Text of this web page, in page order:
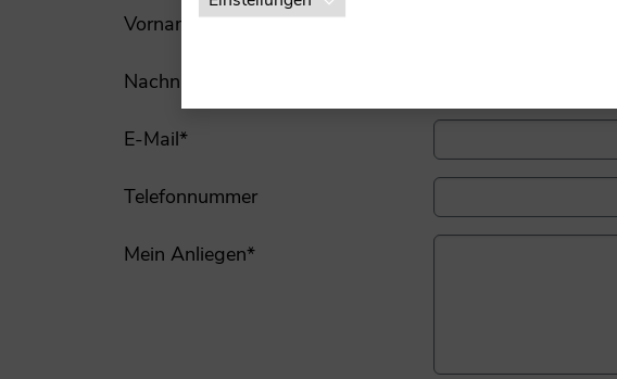
Vorname*
Nachname
E-Mail*
Telefonnummer
Mein Anliegen*